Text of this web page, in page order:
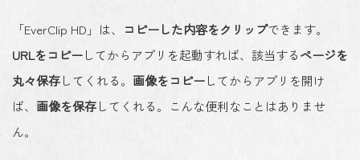
「EverClip HD」は、 コピーした内容をクリップできます。
URLをコピーしてからアプリを起動すれば、該当するページを
丸々保存してくれる。 画像をコピーしてからアプリを開け
ば、 画像を保存してくれる。こんな便利なことはありませ
ん。